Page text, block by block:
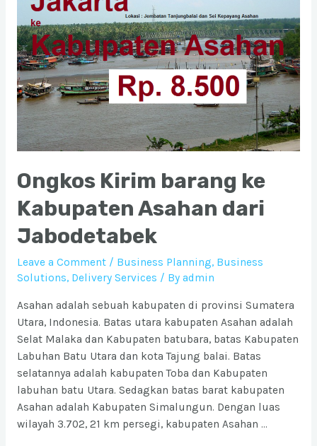
Jabodetabek
Ongkos Kirim barang ke
Kabupaten Asahan dari
Jabodetabek
Leave a Comment / Business Planning, Business
Solutions, Delivery Services / By admin
Asahan adalah sebuah kabupaten di provinsi Sumatera
Utara, Indonesia. Batas utara kabupaten Asahan adalah
Selat Malaka dan Kabupaten batubara, batas Kabupaten
Labuhan Batu Utara dan kota Tajung balai. Batas
selatannya adalah kabupaten Toba dan Kabupaten
labuhan batu Utara. Sedagkan batas barat kabupaten
Asahan adalah Kabupaten Simalungun. Dengan luas
wilayah 3.702, 21 km persegi, kabupaten Asahan …